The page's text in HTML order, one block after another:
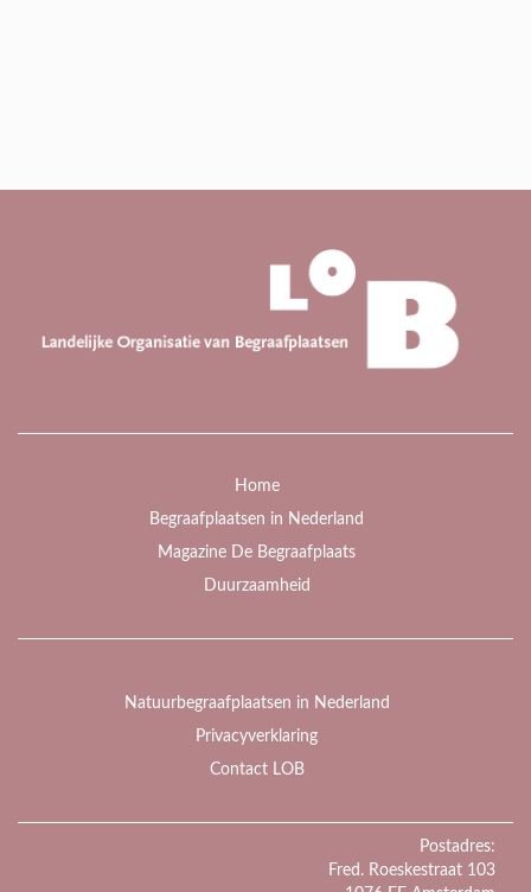
Home
Begraafplaatsen in Nederland
Magazine De Begraafplaats
Duurzaamheid
Natuurbegraafplaatsen in Nederland
Privacyverklaring
Contact LOB
Postadres:
Fred. Roeskestraat 103